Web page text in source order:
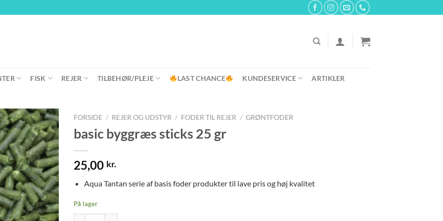
FISK REJER TILBEHØR/PLEJE LAST CHANCE KUNDESERVICE ARTIKLER
FORSIDE / REJER OG UDSTYR / FODER TIL REJER / GRØNTFODER
basic byggræs sticks 25 gr
25,00 kr.
Aqua Tantan serie af basis foder produkter til lave pris og høj kvalitet
På lager